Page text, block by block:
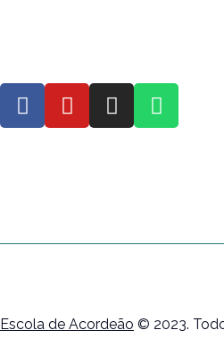
Escola de Acordeão © 2023.